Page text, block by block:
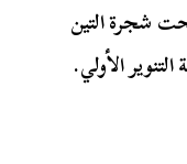
شجرة التين
الأولي.